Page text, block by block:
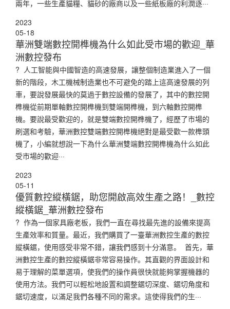
兩年，一些生產貓糧、貓砂的廠商以及一些紙板廠的利潤逐···
2023
05-18
華洲雙端數控開榫機為什么如此受市場的歡迎_華
洲數控發布
? 人工智能與中國智造的高速發展，讓整個制造業進入了一個
新的階段，木工機械制造業也不可避免的踏上這高速發展的列
車，要說發展最快的莫過于數控設備的發展了，其中的數控開
榫機從前期單軸數控開榫機到雙端開榫機，到六軸數控開榫
機。要說最受歡迎的，就是雙端數控開榫機了，經歷了市場的
刷選和考驗，華洲數控雙端數控開榫機絕對是最受歡一款榫頭
機了，小編就想說一下為什么華洲雙端數控開榫機為什么如此
受市場的歡迎···
2023
05-11
優質數控縱橫鋸，助您開啟高效生產之路！_數控
縱橫鋸_華洲數控發布
? 作為一個家具廠老板，我們一直在尋找最先進的設備來提高
生產效率和質量。最近，我們購買了一臺華洲數控生產的數控
縱橫鋸，使用感受非常不錯，讓我們感到十分滿意。 首先，華
洲數控生產的數控縱橫鋸非常容易操作。其直觀的界面設計和
易于理解的菜單選項，使我們的操作員很快就能夠掌握機器的
使用方法。我們可以輕松地設置和調整鋸切深度、鋸切角度和
鋸切速度，以滿足我們各種不同的需求。這使得我們的生···